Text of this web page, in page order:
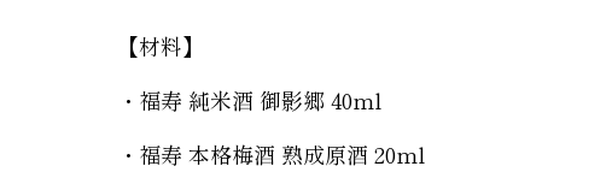
【材料】
・福寿 純米酒 御影郷 40ml
・福寿 本格梅酒 熟成原酒 20ml